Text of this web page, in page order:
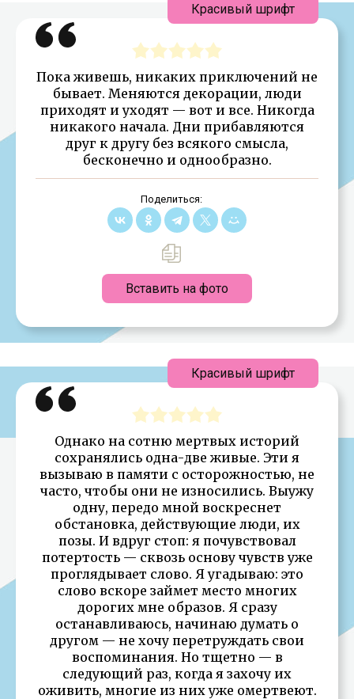
Пока живешь, никаких приключений не
бывает. Меняются декорации, люди
приходят и уходят — вот и все. Никогда
никакого начала. Дни прибавляются
друг к другу без всякого смысла,
бесконечно и однообразно.
Поделиться:
Вставить на фото
Красивый шрифт
Однако на сотню мертвых историй
сохранялись одна-две живые. Эти я
вызываю в памяти с осторожностью, не
часто, чтобы они не износились. Выужу
одну, передо мной воскреснет
обстановка, действующие люди, их
позы. И вдруг стоп: я почувствовал
потертость — сквозь основу чувств уже
проглядывает слово. Я угадываю: это
слово вскоре займет место многих
дорогих мне образов. Я сразу
останавливаюсь, начинаю думать о
другом — не хочу перетруждать свои
воспоминания. Но тщетно — в
следующий раз, когда я захочу их
оживить, многие из них уже омертвеют.
Красивый шрифт